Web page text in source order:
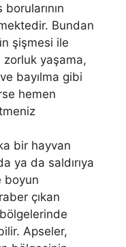
Bundan
şişmesi ile
yaşama,
bayılma gibi
hemen
bir hayvan
ya da saldırıya
boyun
çıkan
Apseler,